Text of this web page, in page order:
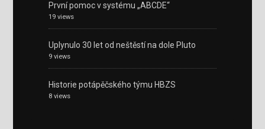
První pomoc v systému „ABCDE“
19 views
Uplynulo 30 let od neštěstí na dole Pluto
9 views
Historie potápěčského týmu HBZS
8 views